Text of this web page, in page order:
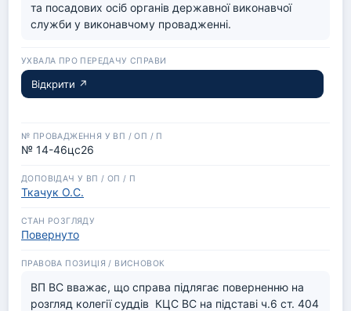
та посадових осіб органів державної виконавчої
служби у виконавчому провадженні.
Відкрити ↗
№ 14-46цс26
Ткачук О.С.
Повернуто
ВП ВС вважає, що справа підлягає поверненню на
розгляд колегії суддів  КЦС ВС на підставі ч.6 ст. 404